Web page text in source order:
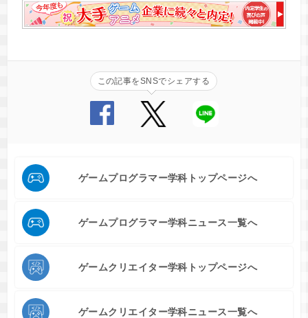
この記事をSNSでシェアする
ゲームプログラマー学科トップページへ
ゲームプログラマー学科ニュース一覧へ
ゲームクリエイター学科トップページへ
ゲームクリエイター学科ニュース一覧へ